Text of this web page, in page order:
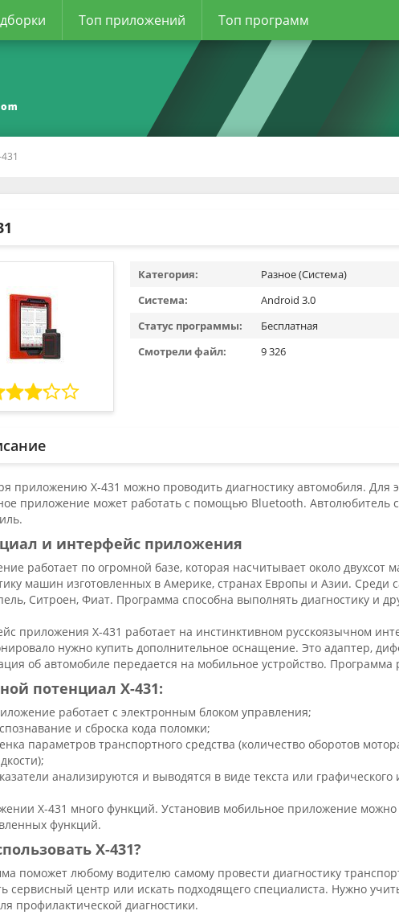
Топ приложений Топ программ
Категория:
Разное (Система)
Система:
Android 3.0
Статус программы:
Бесплатная
Смотрели файл:
9 326
приложению X-431 можно проводить диагностику автомобиля. Для
приложение может работать с помощью Bluetooth. Автолюбитель
и интерфейс приложения
работает по огромной базе, которая насчитывает около
машин изготовленных в Америке, странах Европы и Азии.
Ситроен, Фиат. Программа способна выполнять диагностику и
приложения X-431 работает на инстинктивном русскоязычном
нужно купить дополнительное оснащение. Это адаптер,
об автомобиле передается на мобильное устройство.
потенциал Х-431:
работает с электронным блоком управления;
и сброска кода поломки;
параметров транспортного средства (количество оборотов
анализируются и выводятся в виде текста или
X-431 много функций. Установив мобильное приложение
функций.
X-431?
поможет любому водителю самому провести диагностику
сервисный центр или искать подходящего специалиста. Нужно
профилактической диагностики.